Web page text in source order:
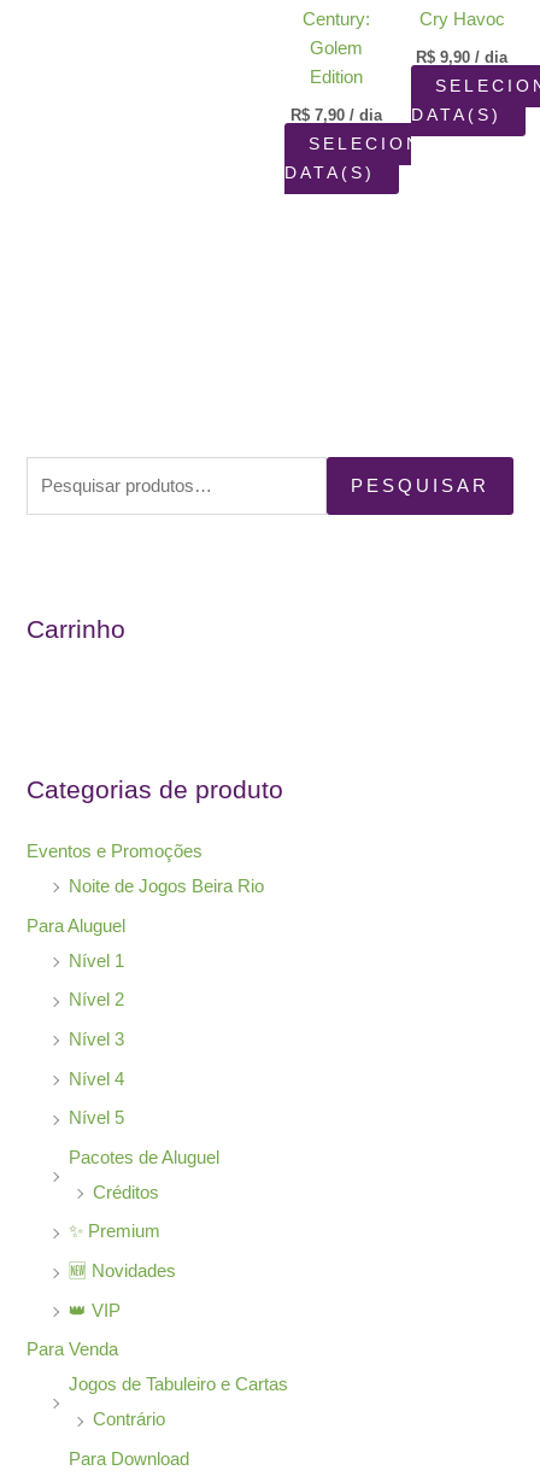
Century:
Golem
Edition
R$7,90/ dia
SELECIONAR
DATA(S)
Cry Havoc
R$ 9,90 / dia
DATA(S)
p
r
PESQUISAR
Carrinho
Categorias de produto
Eventos e Promoções
Noite de Jogos Beira Rio
Para Aluguel
Nível 1
Nível 2
Nível 3
Nível 4
Nível 5
Pacotes de Aluguel
Créditos
✨ Premium
🆕 Novidades
👑 VIP
Para Venda
Jogos de Tabuleiro e Cartas
Contrário
Para Download